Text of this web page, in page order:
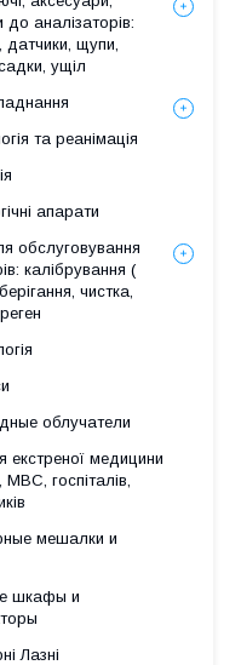
до аналізаторів:
датчики, щупи,
ущіл
та реанімація
апарати
обслуговування
калібрування (
чистка,
облучатели
екстреної медицини
госпіталів,
мешалки и
шкафы и
Лазні